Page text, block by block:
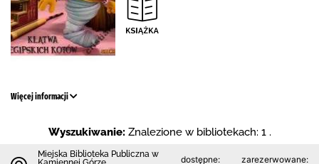
Więcej informacji
Wyszukiwanie: Znalezione w bibliotekach: 1 .
Miejska Biblioteka Publiczna w
dostępne: zarezerwowane: